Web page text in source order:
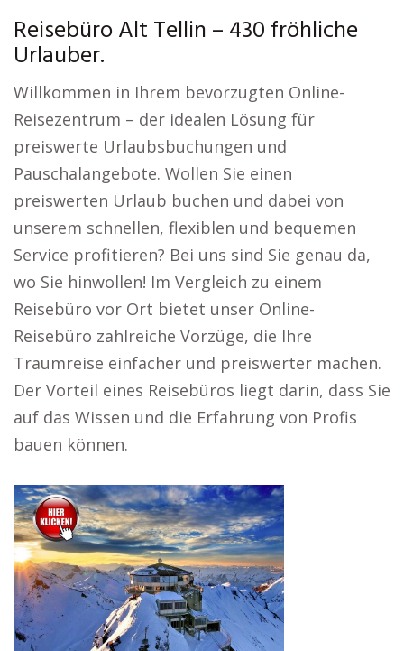
Reisebüro Alt Tellin – 430 fröhliche
Urlauber.
Willkommen in Ihrem bevorzugten Online-
Reisezentrum – der idealen Lösung für
preiswerte Urlaubsbuchungen und
Pauschalangebote. Wollen Sie einen
preiswerten Urlaub buchen und dabei von
unserem schnellen, flexiblen und bequemen
Service profitieren? Bei uns sind Sie genau da,
wo Sie hinwollen! Im Vergleich zu einem
Reisebüro vor Ort bietet unser Online-
Reisebüro zahlreiche Vorzüge, die Ihre
Traumreise einfacher und preiswerter machen.
Der Vorteil eines Reisebüros liegt darin, dass Sie
auf das Wissen und die Erfahrung von Profis
bauen können.